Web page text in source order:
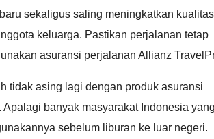
sekaligus saling meningkatkan kualitas
keluarga. Pastikan perjalanan tetap
asuransi perjalanan Allianz
tidak asing lagi dengan produk asuransi
banyak masyarakat Indonesia
sebelum liburan ke luar negeri.